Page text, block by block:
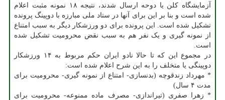
آزمایشگاه کلن یا دوحه ارسال شدند، نتیجه ۱۸ نمونه مثبت اعلام
شده است و بنا بر این برای آنها در ستاد ملی مبارزه با دوپینگ پرونده
تشکیل شده است. این پرونده برای دو ورزشکار دیگر به سبب امتناع
از نمونه گیری و یک نفر هم به سبب نقض محرومیت تشکیل شده
است.
در مجموع این که تا حالا نادو ایران حکم مربوط به ۱۴ ورزشکار
دوپینگی یا متخلف را به این شرح اعلام شده است:
* مهرداد زندقوچه (بدنسازی- امتناع از نمونه گیری- محرومیت برای
مدت ۴ سال)
* زهرا صفری (تیراندازی- مصرف ماده ممنوعه- محرومیت برای